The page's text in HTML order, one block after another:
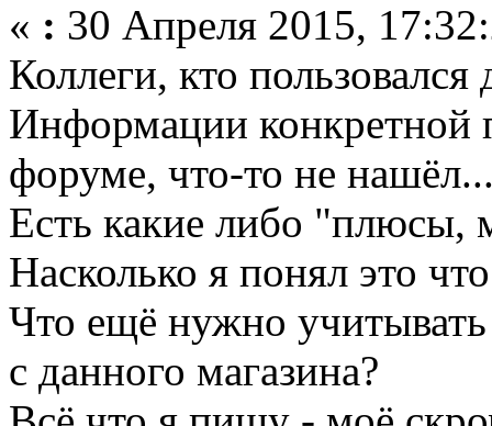
« : 30 Апреля 2015,
Коллеги, кто
Информации конкретной
форуме, что-то не
Есть какие либо "плюсы,
Насколько я понял это
Что ещё нужно учитывать
с данного магазина?